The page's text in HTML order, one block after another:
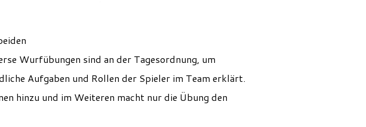
Wurfübungen sind an der Tagesordnung, um
Aufgaben und Rollen der Spieler im Team erklärt.
hinzu und im Weiteren macht nur die Übung den